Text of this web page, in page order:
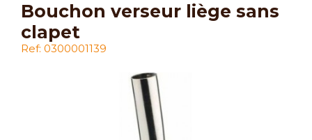
bouchon verseur liège sans
clapet
Ref: 0300001139